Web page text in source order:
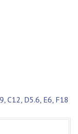
C12, D5.6, E6, F18